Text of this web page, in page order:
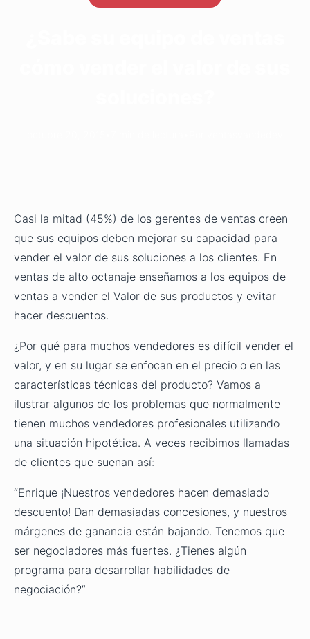
Casi la mitad (45%) de los gerentes de ventas creen
que sus equipos deben mejorar su capacidad para
vender el valor de sus soluciones a los clientes. En
ventas de alto octanaje enseñamos a los equipos de
ventas a vender el Valor de sus productos y evitar
hacer descuentos.
¿Por qué para muchos vendedores es difícil vender el
valor, y en su lugar se enfocan en el precio o en las
características técnicas del producto? Vamos a
ilustrar algunos de los problemas que normalmente
tienen muchos vendedores profesionales utilizando
una situación hipotética. A veces recibimos llamadas
de clientes que suenan así:
“Enrique ¡Nuestros vendedores hacen demasiado
descuento! Dan demasiadas concesiones, y nuestros
márgenes de ganancia están bajando. Tenemos que
ser negociadores más fuertes. ¿Tienes algún
programa para desarrollar habilidades de
negociación?”